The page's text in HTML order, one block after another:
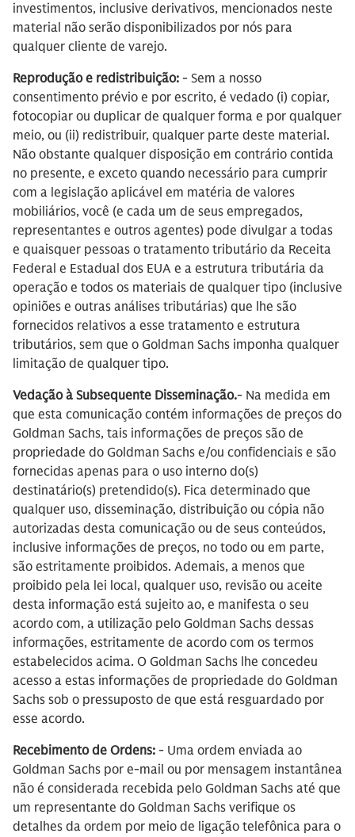
investimentos, inclusive derivativos, mencionados neste
material não serão disponibilizados por nós para
qualquer cliente de varejo.
Reprodução e redistribuição: - Sem a nosso
consentimento prévio e por escrito, é vedado (i) copiar,
fotocopiar ou duplicar de qualquer forma e por qualquer
meio, ou (ii) redistribuir, qualquer parte deste material.
Não obstante qualquer disposição em contrário contida
no presente, e exceto quando necessário para cumprir
com a legislação aplicável em matéria de valores
mobiliários, você (e cada um de seus empregados,
representantes e outros agentes) pode divulgar a todas
e quaisquer pessoas o tratamento tributário da Receita
Federal e Estadual dos EUA e a estrutura tributária da
operação e todos os materiais de qualquer tipo (inclusive
opiniões e outras análises tributárias) que lhe são
fornecidos relativos a esse tratamento e estrutura
tributários, sem que o Goldman Sachs imponha qualquer
limitação de qualquer tipo.
Vedação à Subsequente Disseminação.- Na medida em
que esta comunicação contém informações de preços do
Goldman Sachs, tais informações de preços são de
propriedade do Goldman Sachs e/ou confidenciais e são
fornecidas apenas para o uso interno do(s)
destinatário(s) pretendido(s). Fica determinado que
qualquer uso, disseminação, distribuição ou cópia não
autorizadas desta comunicação ou de seus conteúdos,
inclusive informações de preços, no todo ou em parte,
são estritamente proibidos. Ademais, a menos que
proibido pela lei local, qualquer uso, revisão ou aceite
desta informação está sujeito ao, e manifesta o seu
acordo com, a utilização pelo Goldman Sachs dessas
informações, estritamente de acordo com os termos
estabelecidos acima. O Goldman Sachs lhe concedeu
acesso a estas informações de propriedade do Goldman
Sachs sob o pressuposto de que está resguardado por
esse acordo.
Recebimento de Ordens: - Uma ordem enviada ao
Goldman Sachs por e-mail ou por mensagem instantânea
não é considerada recebida pelo Goldman Sachs até que
um representante do Goldman Sachs verifique os
detalhes da ordem por meio de ligação telefônica para o